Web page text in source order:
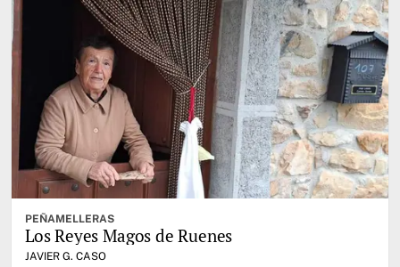
PEÑAMELLERAS
Los Reyes Magos de Ruenes
JAVIER G. CASO